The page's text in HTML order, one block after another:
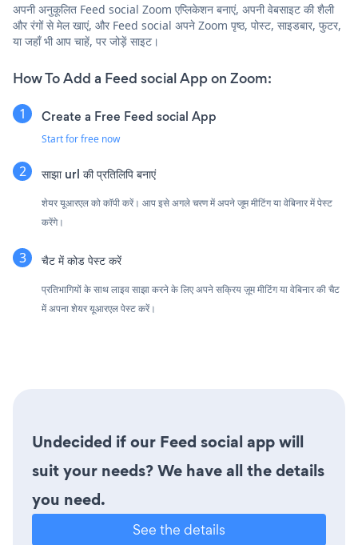
अपनी अनुकूलित Feed social Zoom एप्लिकेशन बनाएं, अपनी वेबसाइट की शैली
और रंगों से मेल खाएं, और Feed social अपने Zoom पृष्ठ, पोस्ट, साइडबार, फुटर,
या जहाँ भी आप चाहें, पर जोड़ें साइट।
How To Add a Feed social App on Zoom:
Create a Free Feed social App
Start for free now
साझा url की प्रतिलिपि बनाएं
शेयर यूआरएल को कॉपी करें। आप इसे अगले चरण में अपने जूम मीटिंग या वेबिनार में पेस्ट
करेंगे।
चैट में कोड पेस्ट करें
प्रतिभागियों के साथ लाइव साझा करने के लिए अपने सक्रिय ज़ूम मीटिंग या वेबिनार की चैट
में अपना शेयर यूआरएल पेस्ट करें।
Undecided if our Feed social app will
suit your needs? We have all the details
you need.
See the details